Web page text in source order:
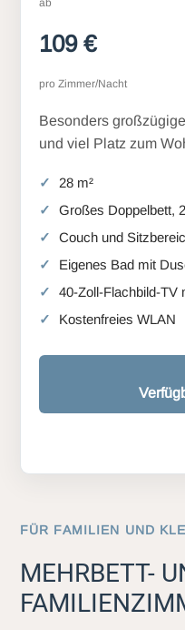
109 €
pro Zimmer/Nacht
Besonders
und viel Platz zum
28 m²
Großes Doppelbett,
Couch und
Eigenes Bad mit
40-Zoll-Flachbild-TV
Kostenfreies WLAN
FÜR FAMILIEN UND
MEHRBETT-